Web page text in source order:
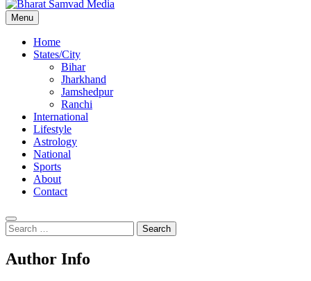
Bharat Samvad Media
Menu
Home
States/City
Bihar
Jharkhand
Jamshedpur
Ranchi
International
Lifestyle
Astrology
National
Sports
About
Contact
Search
for:
Author Info